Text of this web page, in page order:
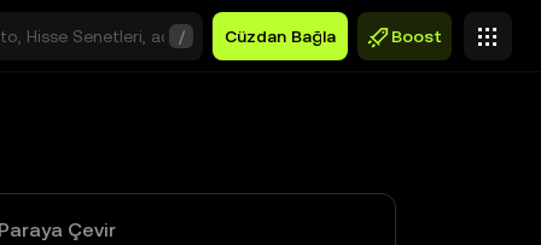
/ Cüzdan Bağla Boost
Paraya Çevir